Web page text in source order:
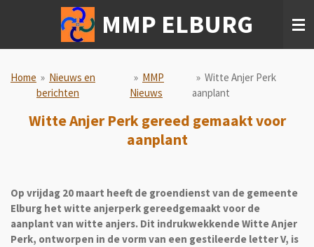
hoofdinhoud
MMP ELBURG
Home » Nieuws en
berichten
» MMP
Nieuws
» Witte Anjer Perk
aanplant
Witte Anjer Perk gereed gemaakt voor
aanplant
Op vrijdag 20 maart heeft de groendienst van de gemeente
Elburg het witte anjerperk gereedgemaakt voor de
aanplant van witte anjers. Dit indrukwekkende Witte Anjer
Perk, ontworpen in de vorm van een gestileerde letter V, is